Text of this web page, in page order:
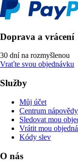
Doprava a vrácení
30 dní na rozmyšlenou
Vraťte svou objednávku
Služby
Můj účet
Centrum nápovědy
Sledovat mou
Vrátit mou
Kódy slev
O nás